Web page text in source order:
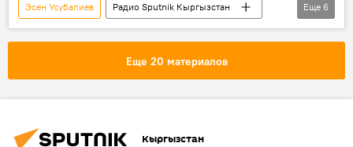
Эсен Усубалиев
Радио Sputnik Кыргызстан
Кыргызстан
Таджикистан
сотрудничество
Еще 6
Еще 20 материалов
Кыргызстан